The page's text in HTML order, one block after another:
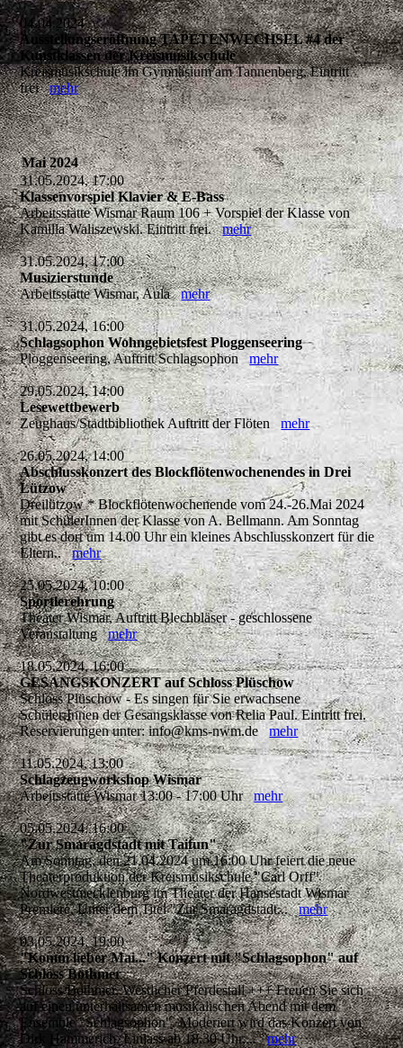
04.04.2024
Ausstellungseröffnung TAPETENWECHSEL #4 der
Kunstklassen der Kreismusikschule
Kreismusikschule im Gymnasium am Tannenberg, Eintritt
freimehr
Mai 2024
31.05.2024, 17:00
Klassenvorspiel Klavier & E-Bass
Arbeitsstätte Wismar Raum 106 + Vorspiel der Klasse von
Kamilla Waliszewski. Eintritt frei.mehr
31.05.2024, 17:00
Musizierstunde
Arbeitsstätte Wismar, Aulamehr
31.05.2024, 16:00
Schlagsophon Wohngebietsfest Ploggenseering
Ploggenseering, Auftritt Schlagsophonmehr
29.05.2024, 14:00
Lesewettbewerb
Zeughaus/Stadtbibliothek Auftritt der Flötenmehr
26.05.2024, 14:00
Abschlusskonzert des Blockflötenwochenendes in Drei
Lützow
Dreilützow * Blockflötenwochenende vom 24.-26.Mai 2024
mit SchülerInnen der Klasse von A. Bellmann. Am Sonntag
gibt es dort um 14.00 Uhr ein kleines Abschlusskonzert für die
Eltern..mehr
25.05.2024, 10:00
Sportlerehrung
Theater Wismar, Auftritt Blechbläser - geschlossene
Veranstaltungmehr
18.05.2024, 16:00
GESANGSKONZERT auf Schloss Plüschow
Schloss Plüschow - Es singen für Sie erwachsene
Schüler:Innen der Gesangsklasse von Relia Paul. Eintritt frei.
Reservierungen unter: info@kms-nwm.demehr
11.05.2024, 13:00
Schlagzeugworkshop Wismar
Arbeitsstätte Wismar 13:00 - 17:00 Uhrmehr
05.05.2024, 16:00
"Zur Smaragdstadt mit Taifun"
Am Sonntag, den 21.04.2024 um 16:00 Uhr feiert die neue
Theaterproduktion der Kreismusikschule "Carl Orff"
Nordwestmecklenburg im Theater der Hansestadt Wismar
Premiere. Unter dem Titel "Zur Smaragdstadt...mehr
03.05.2024, 19:00
"Komm lieber Mai..." Konzert mit "Schlagsophon" auf
Schloss Bothmer
Schloss Bothmer, Westlicher Pferdestall +++ Freuen Sie sich
auf einen unterhaltsamen musikalischen Abend mit dem
Ensemble "Schlagsophon". Moderiert wird das Konzert von
Dirk Hammerich. Einlass ab 18.30 Uhr,...mehr